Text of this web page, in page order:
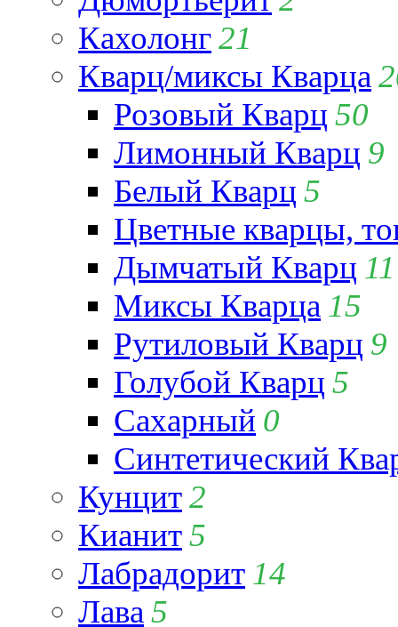
Кахолонг21
Кварц/миксы Кварца
Розовый Кварц 50
Лимонный Кварц 9
Белый Кварц 5
Цветные кварцы,
Дымчатый Кварц 11
Миксы Кварца 15
Рутиловый Кварц 9
Голубой Кварц 5
Сахарный 0
Синтетический
Кунцит2
Кианит5
Лабрадорит 14
Лава5